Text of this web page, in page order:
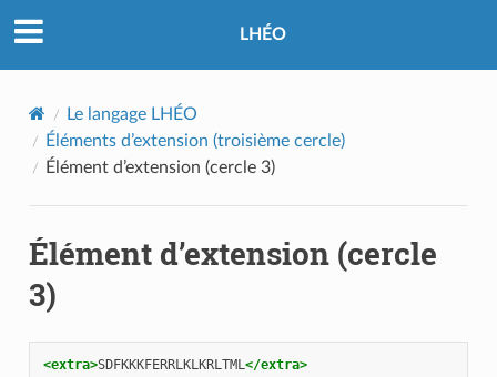
LHÉO
Le langage LHÉO
Éléments d’extension (troisième cercle)
Élément d’extension (cercle 3)
Élément d’extension (cercle
3)
<extra>SDFKKKFERRLKLKRLTML</extra>